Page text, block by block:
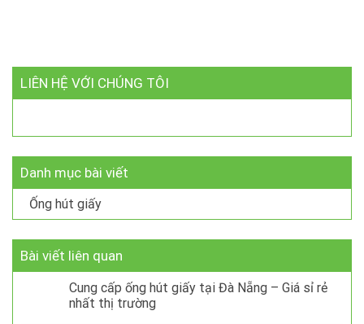
LIÊN HỆ VỚI CHÚNG TÔI
Danh mục bài viết
Ống hút giấy
Bài viết liên quan
Cung cấp ống hút giấy tại Đà Nẵng – Giá sỉ rẻ
nhất thị trường